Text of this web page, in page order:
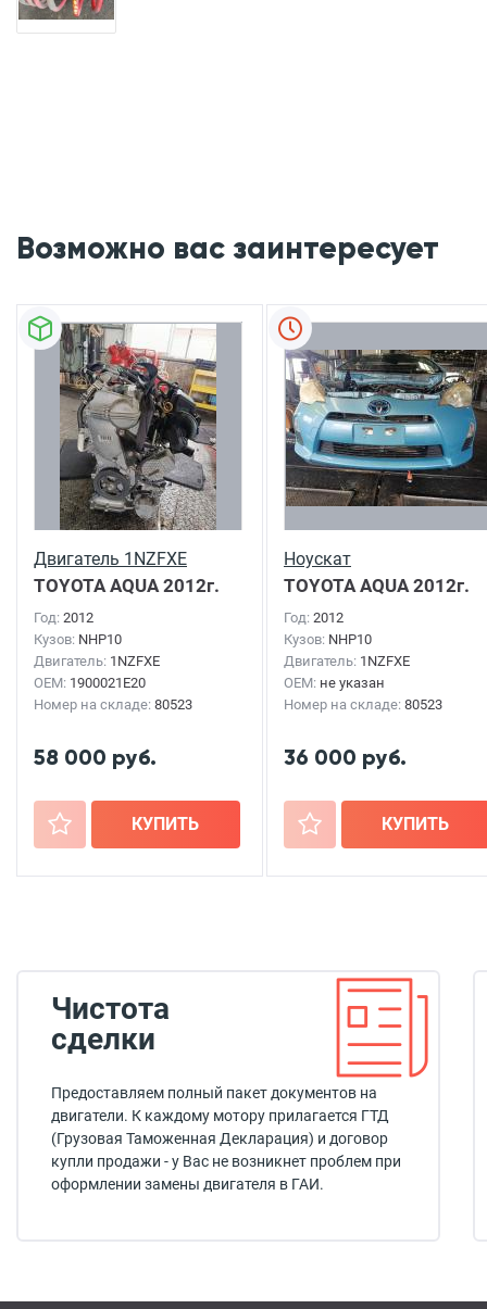
Возможно вас заинтересует
Двигатель 1NZFXE
TOYOTA AQUA2012г.
Год: 2012
Кузов: NHP10
Двигатель: 1NZFXE
OEM: 1900021E20
Номер на складе: 80523
58 000 руб.
+ КУПИТЬ
Ноускат
TOYOTA AQUA2012г.
Год: 2012
Кузов: NHP10
Двигатель: 1NZFXE
OEM: не указан
Номер на складе: 80523
36 000 руб.
+ КУПИТЬ
Чистота
сделки
Предоставляем полный пакет документов на
двигатели. К каждому мотору прилагается ГТД
(Грузовая Таможенная Декларация) и договор
купли продажи - у Вас не возникнет проблем при
оформлении замены двигателя в ГАИ.